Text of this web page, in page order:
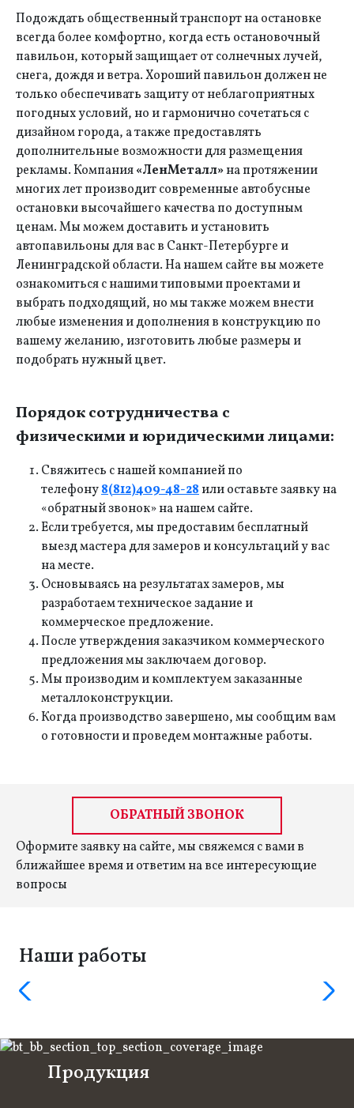
Подождать общественный транспорт на остановке
всегда более комфортно, когда есть остановочный
павильон, который защищает от солнечных лучей,
снега, дождя и ветра. Хороший павильон должен не
только обеспечивать защиту от неблагоприятных
погодных условий, но и гармонично сочетаться с
дизайном города, а также предоставлять
дополнительные возможности для размещения
рекламы. Компания«ЛенМеталл»на протяжении
многих лет производит современные автобусные
остановки высочайшего качества по доступным
ценам. Мы можем доставить и установить
автопавильоны для вас в Санкт-Петербурге и
Ленинградской области. На нашем сайте вы можете
ознакомиться с нашими типовыми проектами и
выбрать подходящий, но мы также можем внести
любые изменения и дополнения в конструкцию по
вашему желанию, изготовить любые размеры и
подобрать нужный цвет.
Порядок сотрудничества с
физическими и юридическими лицами:
Свяжитесь с нашей компанией по
телефону8(812)409-48-28или оставьте заявку на
«обратный звонок» на нашем сайте.
Если требуется, мы предоставим бесплатный
выезд мастера для замеров и консультаций у вас
на месте.
Основываясь на результатах замеров, мы
разработаем техническое задание и
коммерческое предложение.
После утверждения заказчиком коммерческого
предложения мы заключаем договор.
Мы производим и комплектуем заказанные
металлоконструкции.
Когда производство завершено, мы сообщим вам
о готовности и проведем монтажные работы.
ОБРАТНЫЙ ЗВОНОК
Оформите заявку на сайте, мы свяжемся с вами в
ближайшее время и ответим на все интересующие
вопросы
Наши работы
Продукция